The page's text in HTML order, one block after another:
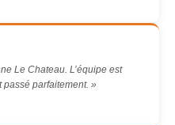
Le Chateau. L’équipe est
passé parfaitement. »